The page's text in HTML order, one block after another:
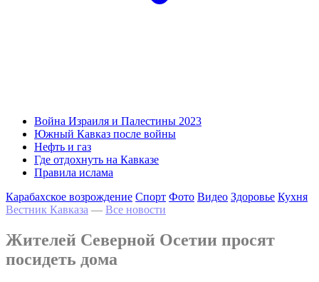
Война Израиля и Палестины 2023
Южный Кавказ после войны
Нефть и газ
Где отдохнуть на Кавказе
Правила ислама
Карабахское возрождение Спорт Фото Видео Здоровье Кухня
Вестник Кавказа — Все новости
Жителей Северной Осетии просят
посидеть дома